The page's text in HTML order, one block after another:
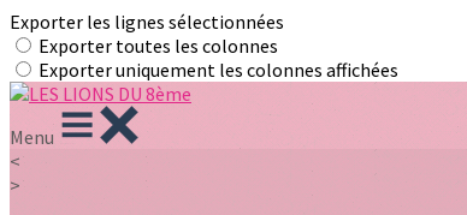
Exporter les lignes sélectionnées
Exporter toutes les colonnes
Exporter uniquement les colonnes affichées
Menu
<
>